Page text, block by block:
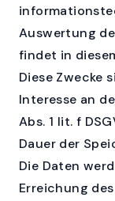
Auswertung
findet in
Diese Zwecke
Interesse an
Abs. 1 lit. f
Dauer der
Die Daten
Erreichung